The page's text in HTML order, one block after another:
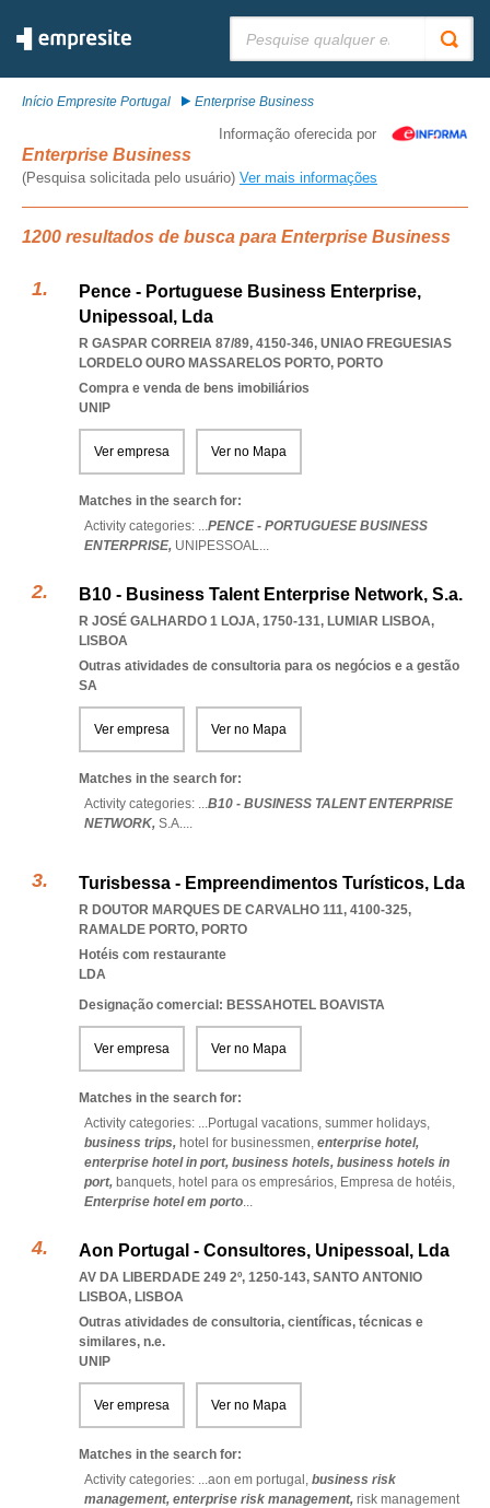
Início Empresite Portugal Enterprise Business
Informação oferecida por
Enterprise Business
(Pesquisa solicitada pelo usuário) Ver mais informações
1200 resultados de busca para Enterprise Business
Pence - Portuguese Business Enterprise,
Unipessoal, Lda
R GASPAR CORREIA 87/89, 4150-346, UNIAO FREGUESIAS
LORDELO OURO MASSARELOS PORTO, PORTO
Compra e venda de bens imobiliários
UNIP
Ver empresa Ver no Mapa
Matches in the search for:
Activity categories: ...PENCE - PORTUGUESE BUSINESS
ENTERPRISE, UNIPESSOAL...
B10 - Business Talent Enterprise Network, S.a.
R JOSÉ GALHARDO 1 LOJA, 1750-131, LUMIAR LISBOA,
LISBOA
Outras atividades de consultoria para os negócios e a gestão
SA
Ver empresa Ver no Mapa
Matches in the search for:
Activity categories: ...B10 - BUSINESS TALENT ENTERPRISE
NETWORK, S.A....
Turisbessa - Empreendimentos Turísticos, Lda
R DOUTOR MARQUES DE CARVALHO 111, 4100-325,
RAMALDE PORTO, PORTO
Hotéis com restaurante
LDA
Designação comercial: BESSAHOTEL BOAVISTA
Ver empresa Ver no Mapa
Matches in the search for:
Activity categories: ...Portugal vacations, summer holidays,
business trips, hotel for businessmen, enterprise hotel,
enterprise hotel in port, business hotels, business hotels in
port, banquets, hotel para os empresários, Empresa de hotéis,
Enterprise hotel em porto...
Aon Portugal - Consultores, Unipessoal, Lda
AV DA LIBERDADE 249 2º, 1250-143, SANTO ANTONIO
LISBOA, LISBOA
Outras atividades de consultoria, científicas, técnicas e
similares, n.e.
UNIP
Ver empresa Ver no Mapa
Matches in the search for:
Activity categories: ...aon em portugal, business risk
management, enterprise risk management, risk management